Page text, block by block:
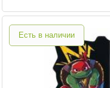
Есть в наличии